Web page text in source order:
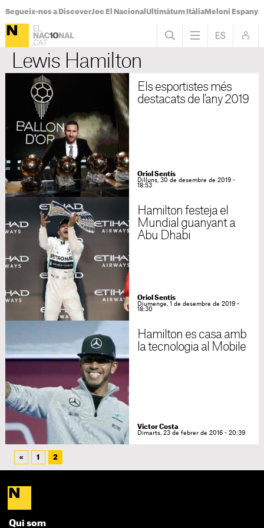
Segueix-nos a DiscoverJoc El Nacional Ultimàtum ItàliaMeloni Espanya
Lewis Hamilton
Els esportistes més
destacats de l'any 2019
Oriol Sentís
Dilluns, 30 de desembre de 2019 -
18:53
Hamilton festeja el
Mundial guanyant a
Abu Dhabi
Oriol Sentís
Diumenge, 1 de desembre de 2019 -
18:30
Hamilton es casa amb
la tecnologia al Mobile
Víctor Costa
Dimarts, 23 de febrer de 2016 - 20:39
« 1 2
Qui som